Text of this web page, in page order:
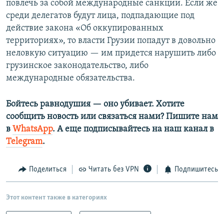
повлечь за собой международные санкции. Если же
среди делегатов будут лица, подпадающие под
действие закона «Об оккупированных
территориях», то власти Грузии попадут в довольно
неловкую ситуацию — им придется нарушить либо
грузинское законодательство, либо
международные обязательства.
Бойтесь равнодушия — оно убивает. Хотите
сообщить новость или связаться нами? Пишите нам
в WhatsApp. А еще подписывайтесь на наш канал в
Telegram.
Поделиться Читать без VPN Подпишитесь
Этот контент также в категориях